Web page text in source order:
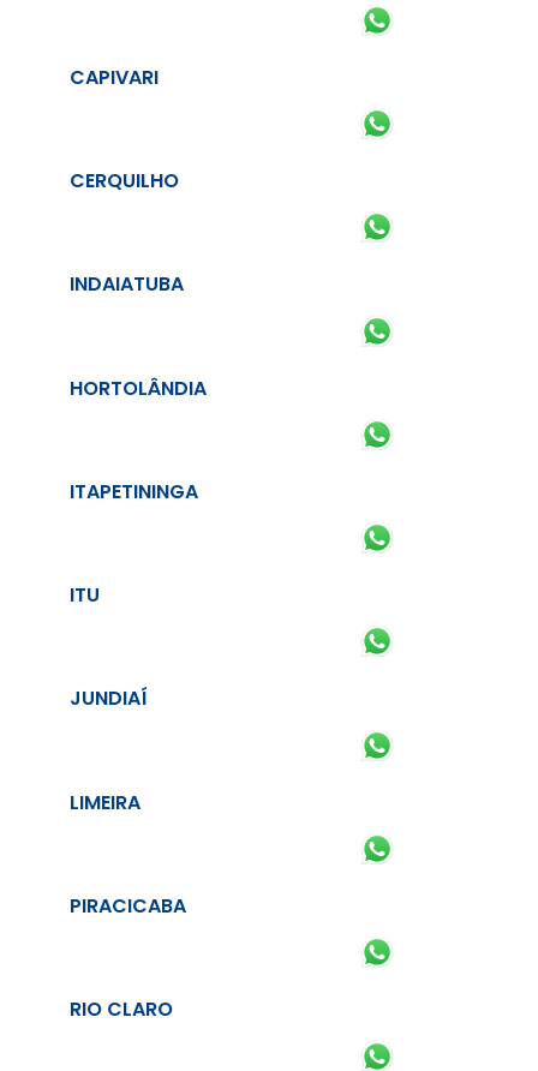
CAPIVARI
CERQUILHO
INDAIATUBA
HORTOLÂNDIA
ITAPETININGA
ITU
JUNDIAÍ
LIMEIRA
PIRACICABA
RIO CLARO